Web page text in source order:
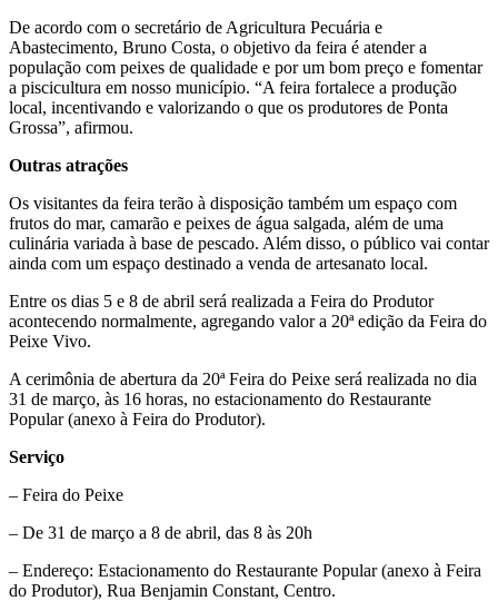
De acordo com o secretário de Agricultura Pecuária e
Abastecimento, Bruno Costa, o objetivo da feira é atender a
população com peixes de qualidade e por um bom preço e fomentar
a piscicultura em nosso município. “A feira fortalece a produção
local, incentivando e valorizando o que os produtores de Ponta
Grossa”, afirmou.
Outras atrações
Os visitantes da feira terão à disposição também um espaço com
frutos do mar, camarão e peixes de água salgada, além de uma
culinária variada à base de pescado. Além disso, o público vai contar
ainda com um espaço destinado a venda de artesanato local.
Entre os dias 5 e 8 de abril será realizada a Feira do Produtor
acontecendo normalmente, agregando valor a 20ª edição da Feira do
Peixe Vivo.
A cerimônia de abertura da 20ª Feira do Peixe será realizada no dia
31 de março, às 16 horas, no estacionamento do Restaurante
Popular (anexo à Feira do Produtor).
Serviço
– Feira do Peixe
– De 31 de março a 8 de abril, das 8 às 20h
– Endereço: Estacionamento do Restaurante Popular (anexo à Feira
do Produtor), Rua Benjamin Constant, Centro.